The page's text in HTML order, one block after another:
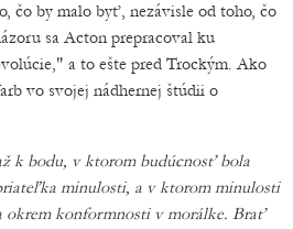
čo by malo byť, nezávisle od toho, čo
sa Acton prepracoval ku
a to ešte pred Trockým. Ako
vo svojej nádhernej štúdii o
k bodu, v ktorom budúcnosť bola
minulosti, a v ktorom minulosti
okrem konformnosti v morálke. Brať